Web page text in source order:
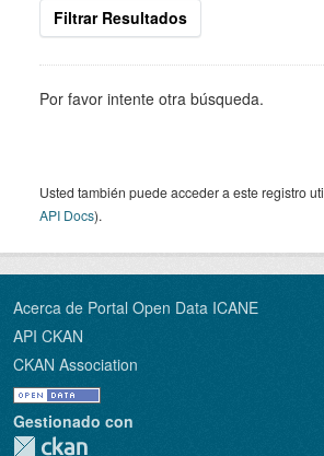
Filtrar Resultados
Por favor intente otra búsqueda.
Usted también puede acceder a este registro
API Docs).
Acerca de Portal Open Data ICANE
API CKAN
CKAN Association
Gestionado con